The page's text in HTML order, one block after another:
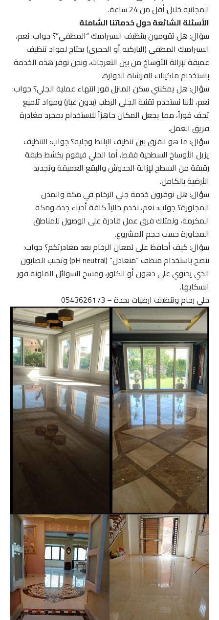
المجانية خلال أقل من 24 ساعة.
الأسئلة الشائعة حول خدماتنا الشاملة
سؤال: هل تقومون بتنظيف السيراميك “المطفي”؟ جواب: نعم،
السيراميك المطفي (الباركيه أو الحجري) يحتاج لمواد تنظيف
عميقة لإزالة الأوساخ من بين التعرجات، ونحن نوفر هذه الخدمة
باستخدام ماكينات الفرشاة الدوارة.
سؤال: هل يمكنني سكن المنزل فور انتهاء عملية الجلي؟ جواب:
نعم، لأننا نستخدم تقنية الجلي الرطب (بدون غبار) ومواد تلميع
تجف فوراً، مما يجعل المكان جاهزاً للاستخدام بمجرد مغادرة
فريق العمل.
سؤال: ما هو الفرق بين تنظيف البلاط وجليه؟ جواب: التنظيف
يزيل الأوساخ السطحية فقط، أما الجلي فيقوم بكشط طبقة
رقيقة من السطح لإزالة الخدوش والبقع العميقة وتجديد
الأرضية بالكامل.
سؤال: هل توفرون خدمة جلي الرخام في مكة والمدن
المجاورة؟ جواب: نعم، نخدم حالياً كافة أحياء جدة ومكة
المكرمة، ونمتلك فرق عمل قادرة على الوصول للمناطق
المجاورة حسب حجم المشروع.
سؤال: كيف أحافظ على لمعان الرخام بعد مغادرتكم؟ جواب:
ننصح باستخدام منظف “متعادل” (pH neutral) وتجنب الصابون
الذي يحتوي على دهون أو الكلور، ومسح السوائل الملونة فور
انسكابها.
جلي رخام وتنظيف ارضيات بجدة – 0543626173